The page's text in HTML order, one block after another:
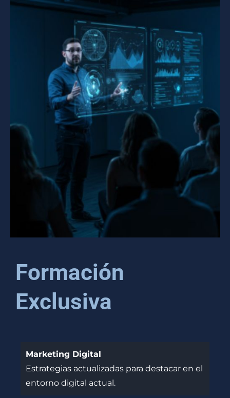
Formación
Exclusiva
Marketing Digital
Estrategias actualizadas para destacar en el
entorno digital actual.